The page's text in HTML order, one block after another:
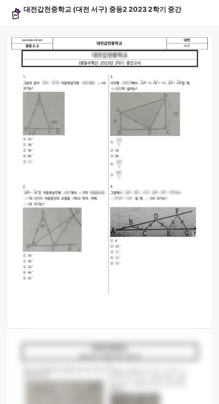
대전갑천중학교 (대전 서구) 중등2 2023 2학기 중간
문제 미리보기 (4문항)